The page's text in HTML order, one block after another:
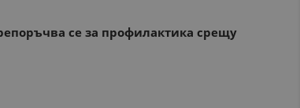
се за профилактика срещу